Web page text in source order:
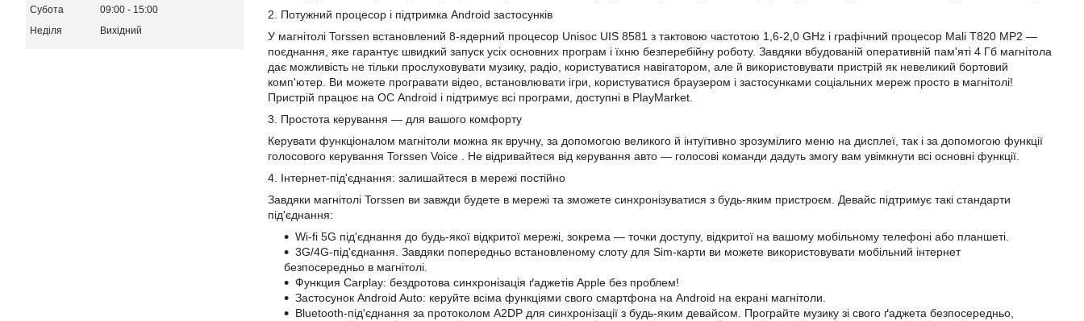
2. Потужний процесор і підтримка Android застосунків
У магнітолі Torssen встановлений 8-ядерний процесор Unisoc UIS 8581 з тактовою частотою 1,6-2,0 GHz і графічний процесор Mali T820 MP2 —
поєднання, яке гарантує швидкий запуск усіх основних програм і їхню безперебійну роботу. Завдяки вбудованій оперативній пам'яті 4 Гб магнітола
дає можливість не тільки прослуховувати музику, радіо, користуватися навігатором, але й використовувати пристрій як невеликий бортовий
комп'ютер. Ви можете програвати відео, встановлювати ігри, користуватися браузером і застосунками соціальних мереж просто в магнітолі!
Пристрій працює на ОС Android і підтримує всі програми, доступні в PlayMarket.
3. Простота керування — для вашого комфорту
Керувати функціоналом магнітоли можна як вручну, за допомогою великого й інтуїтивно зрозумілиго меню на дисплеї, так і за допомогою функції
голосового керування Torssen Voice
. Не відривайтеся від керування авто — голосові команди дадуть змогу вам увімкнути всі основні функції.
4. Інтернет-під'єднання: залишайтеся в мережі постійно
Завдяки магнітолі Torssen ви завжди будете в мережі та зможете синхронізуватися з будь-яким пристроєм. Девайс підтримує такі стандарти
під'єднання:
Wi-fi 5G під'єднання до будь-якої відкритої мережі, зокрема — точки доступу, відкритої на вашому мобільному телефоні або планшеті.
3G/4G-під'єднання. Завдяки попередньо встановленому слоту для Sim-карти ви можете використовувати мобільний інтернет
безпосередньо в магнітолі.
Функция Carplay: бездротова синхронізація ґаджетів Apple без проблем!
Застосунок Android Auto: керуйте всіма функціями свого смартфона на Android на екрані магнітоли.
Bluetooth-під'єднання за протоколом A2DP для синхронізації з будь-яким девайсом. Програйте музику зі свого ґаджета безпосередньо,
Субота
09:00
15:00
Неділя
Вихідний